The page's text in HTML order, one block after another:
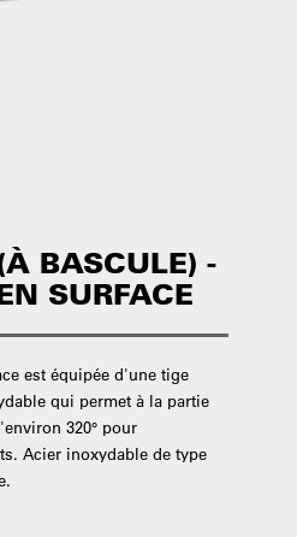
BASCULE) -
SURFACE
est équipée d'une tige
qui permet à la partie
320° pour
Acier inoxydable de type